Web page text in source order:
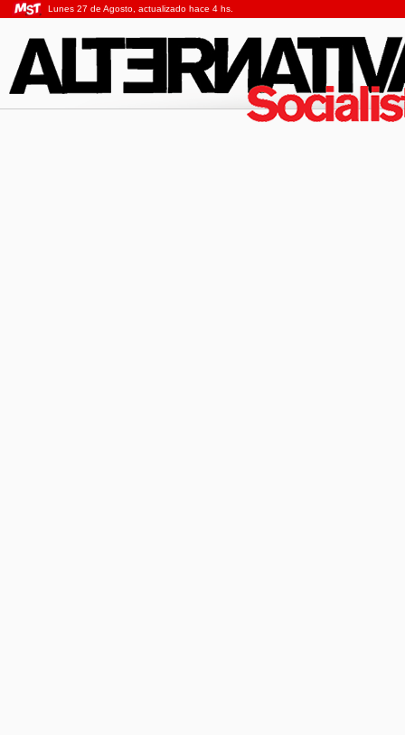
Lunes 27 de Agosto, actualizado hace 4 hs.